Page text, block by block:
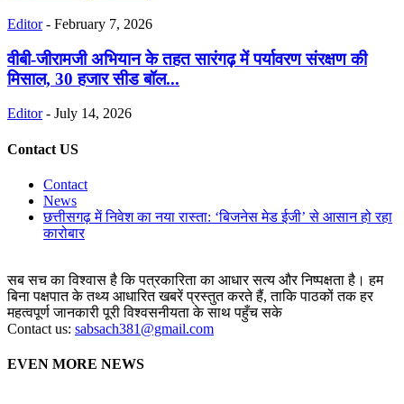
Editor - February 7, 2026
वीबी-जीरामजी अभियान के तहत सारंगढ़ में पर्यावरण संरक्षण की
मिसाल, 30 हजार सीड बॉल...
Editor - July 14, 2026
Contact US
Contact
News
छत्तीसगढ़ में निवेश का नया रास्ता: ‘बिजनेस मेड ईजी’ से आसान हो रहा
कारोबार
सब सच का विश्वास है कि पत्रकारिता का आधार सत्य और निष्पक्षता है। हम
बिना पक्षपात के तथ्य आधारित खबरें प्रस्तुत करते हैं, ताकि पाठकों तक हर
महत्वपूर्ण जानकारी पूरी विश्वसनीयता के साथ पहुँच सके
Contact us: sabsach381@gmail.com
EVEN MORE NEWS